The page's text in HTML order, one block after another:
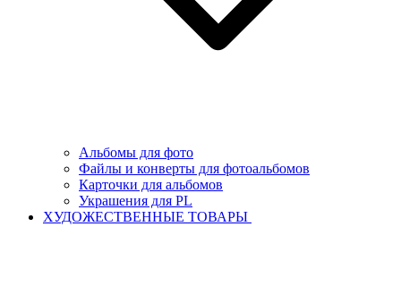
Альбомы для фото
Файлы и конверты для фотоальбомов
Карточки для альбомов
Украшения для PL
ХУДОЖЕСТВЕННЫЕ ТОВАРЫ